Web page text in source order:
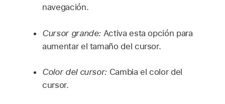
navegación.
Cursor grande: Activa esta opción para
aumentar el tamaño del cursor.
Color del cursor: Cambia el color del
cursor.